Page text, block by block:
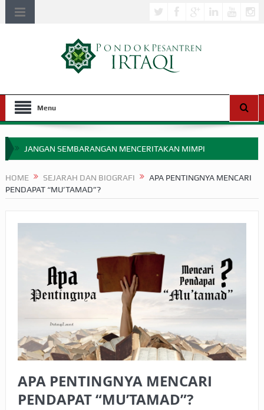
Menu
JANGAN SEMBARANGAN MENCERITAKAN MIMPI
MIMPI YANG DIABAIKAN MENJELANG PERANG BADAR
HAKIKAT NIKMAT DI DUNIA!
BAGAIMANA CARA MEMBAYAR ZAKAT UANG?
UANG HARAM BISA MENJADI HALAL JIKA SEBAB
KEPEMILIKANNYA BERUBAH
ISTIDLAL BATIL VS ISTIDLAL SYAR’I
HUKUM MEMBAYAR ZAKAT DENGAN CARA MENGANGSUR
HOME SEJARAH DAN BIOGRAFI
APA PENTINGNYA MENCARI
PENDAPAT “MU’TAMAD”?
APA PENTINGNYA MENCARI
PENDAPAT “MU’TAMAD”?